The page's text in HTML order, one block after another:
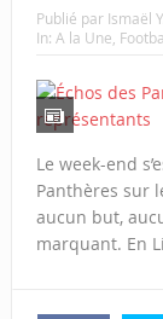
Publié par Ismaël
In: A la Une
Le week-end
Panthères sur
aucun but,
marquant. En